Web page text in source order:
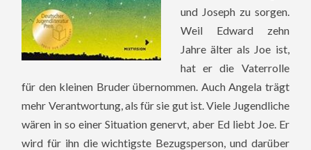
und Joseph zu sorgen.
Weil Edward zehn
Jahre älter als Joe ist,
hat er die Vaterrolle
für den kleinen Bruder übernommen. Auch Angela trägt
mehr Verantwortung, als für sie gut ist. Viele Jugendliche
wären in so einer Situation genervt, aber Ed liebt Joe. Er
wird für ihn die wichtigste Bezugsperson, und darüber